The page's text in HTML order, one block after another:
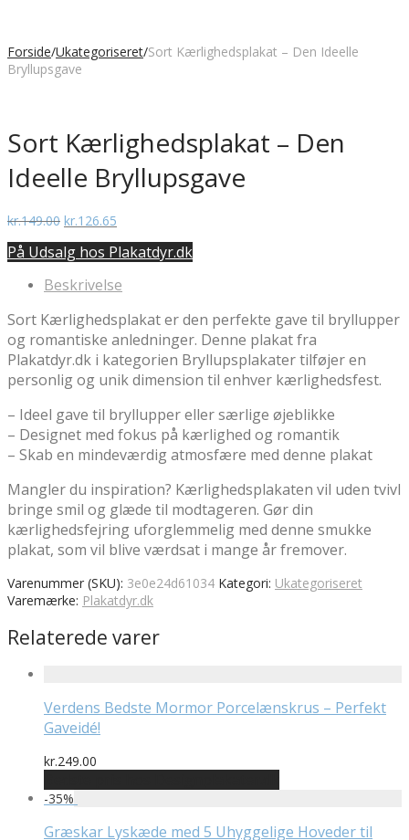
Forside/Ukategoriseret/Sort Kærlighedsplakat – Den Ideelle
Bryllupsgave
Sort Kærlighedsplakat – Den
Ideelle Bryllupsgave
kr.149.00 Den
pris
kr.149.00.
kr.126.65
pris
kr.126.65.
På Udsalg hos Plakatdyr.dk
Beskrivelse
Sort Kærlighedsplakat er den perfekte gave til bryllupper
og romantiske anledninger. Denne plakat fra
Plakatdyr.dk i kategorien Bryllupsplakater tilføjer en
personlig og unik dimension til enhver kærlighedsfest.
– Ideel gave til bryllupper eller særlige øjeblikke
– Designet med fokus på kærlighed og romantik
– Skab en mindeværdig atmosfære med denne plakat
Mangler du inspiration? Kærlighedsplakaten vil uden tvivl
bringe smil og glæde til modtageren. Gør din
kærlighedsfejring uforglemmelig med denne smukke
plakat, som vil blive værdsat i mange år fremover.
Varenummer (SKU): 3e0e24d61034 Kategori: Ukategoriseret
Varemærke: Plakatdyr.dk
Relaterede varer
Verdens Bedste Mormor Porcelænskrus – Perfekt
Gaveidé!
kr.249.00
-35%
Græskar Lyskæde med 5 Uhyggelige Hoveder til